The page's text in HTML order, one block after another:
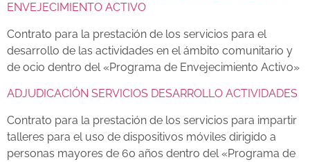
ENVEJECIMIENTO ACTIVO
Contrato para la prestación de los servicios para el
desarrollo de las actividades en el ámbito comunitario y
de ocio dentro del «Programa de Envejecimiento Activo»
ADJUDICACIÓN SERVICIOS DESARROLLO ACTIVIDADES
Contrato para la prestación de los servicios para impartir
talleres para el uso de dispositivos móviles dirigido a
personas mayores de 60 años dentro del «Programa de